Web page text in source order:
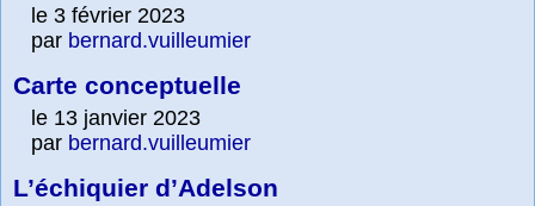
le 3 février 2023
par bernard.vuilleumier
Carte conceptuelle
le 13 janvier 2023
par bernard.vuilleumier
L’échiquier d’Adelson